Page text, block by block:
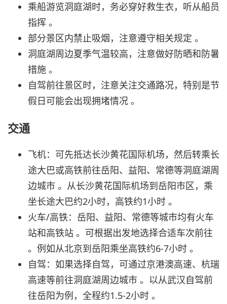
乘船游览洞庭湖时，务必穿好救生衣，听从船员
指挥 。
部分景区内禁止吸烟，注意遵守相关规定 。
洞庭湖周边夏季气温较高，注意做好防晒和防暑
措施 。
自驾前往景区时，注意关注交通路况，特别是节
假日可能会出现拥堵情况 。
交通
飞机：可先抵达长沙黄花国际机场，然后转乘长
途大巴或高铁前往岳阳、益阳、常德等洞庭湖周
边城市 。从长沙黄花国际机场到岳阳市区，乘
坐长途大巴约2小时，高铁约1小时 。
火车/高铁：岳阳、益阳、常德等城市均有火车
站和高铁站 。可根据出发地选择合适车次前往
。例如从北京到岳阳乘坐高铁约6-7小时 。
自驾：如果选择自驾，可通过京港澳高速、杭瑞
高速等前往洞庭湖周边城市 。以从武汉自驾前
往岳阳为例，全程约1.5-2小时 。